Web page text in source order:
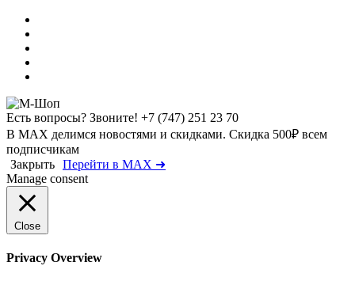
Есть вопросы? Звоните! +7 (747) 251 23 70
В MAX делимся новостями и скидками. Скидка 500₽ всем
подписчикам
Закрыть Перейти в MAX ➜
Manage consent
Close
Privacy Overview